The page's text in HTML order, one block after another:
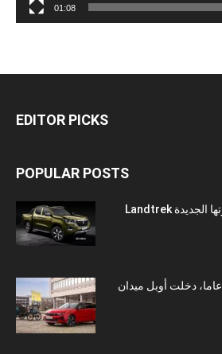
01:08
EDITOR PICKS
POPULAR POSTS
” ستافيم بيجو ” تطلق سيارتها الجديدة Landtrek
21 جانفي 1899: قبل 125 عاما، دخلت أوبل ميدان